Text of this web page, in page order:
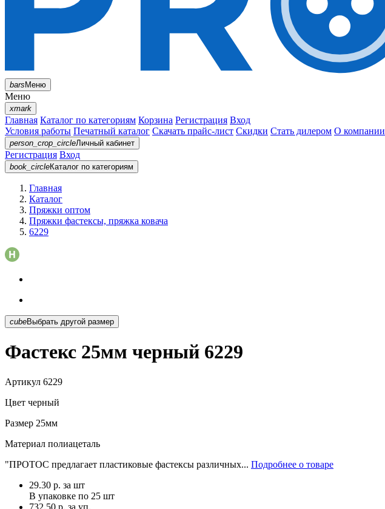
barsМеню
Меню
xmark
Главная Каталог по категориям Корзина Регистрация Вход
Условия работы Печатный каталог Скачать прайс-лист Скидки Стать дилером О компании
person_crop_circleЛичный кабинет
Регистрация Вход
book_circleКаталог по категориям
Главная
Каталог
Пряжки оптом
Пряжки фастексы, пряжка ковача
6229
cubeВыбрать другой размер
Фастекс 25мм черный 6229
Артикул 6229
Цвет черный
Размер 25мм
Материал полиацеталь
"ПРОТОС предлагает пластиковые фастексы различных... Подробнее о товаре
29.30 р. за шт
В упаковке по 25 шт
732.50 р. за уп.